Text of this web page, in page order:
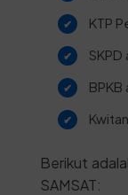
KTP
SKPD
Berikut
SAMSAT: